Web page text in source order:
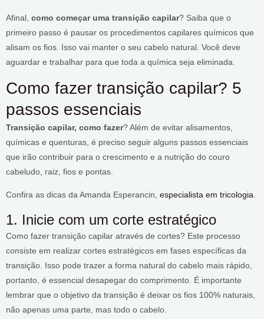
Afinal, como começar uma transição capilar? Saiba que o
primeiro passo é pausar os procedimentos capilares químicos que
alisam os fios. Isso vai manter o seu cabelo natural. Você deve
aguardar e trabalhar para que toda a química seja eliminada.
Como fazer transição capilar? 5
passos essenciais
Transição capilar, como fazer? Além de evitar alisamentos,
químicas e quenturas, é preciso seguir alguns passos essenciais
que irão contribuir para o crescimento e a nutrição do couro
cabeludo, raiz, fios e pontas.
Confira as dicas da Amanda Esperancin, especialista em tricologia
1. Inicie com um corte estratégico
Como fazer transição capilar através de cortes? Este processo
consiste em realizar cortes estratégicos em fases específicas da
transição. Isso pode trazer a forma natural do cabelo mais rápido,
portanto, é essencial desapegar do comprimento. É importante
lembrar que o objetivo da transição é deixar os fios 100% naturais,
não apenas uma parte, mas todo o cabelo.